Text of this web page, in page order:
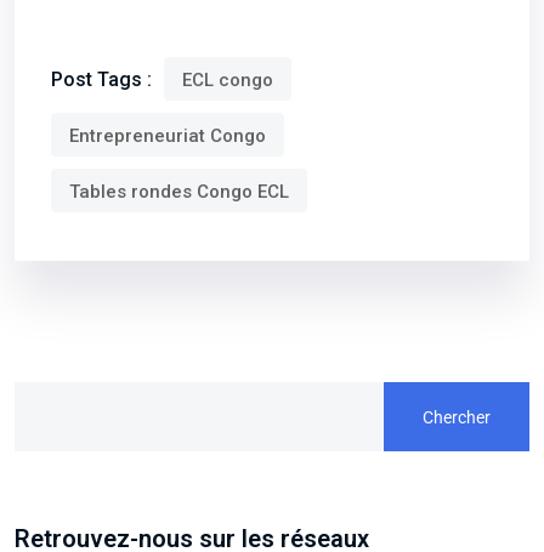
Post Tags : ECL congo
Entrepreneuriat Congo
Tables rondes Congo ECL
Chercher
Retrouvez-nous sur les réseaux